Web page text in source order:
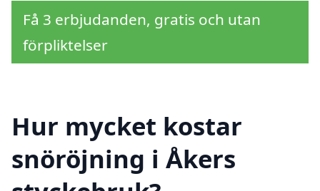
Få 3 erbjudanden, gratis och utan
förpliktelser
Hur mycket kostar
snöröjning i Åkers